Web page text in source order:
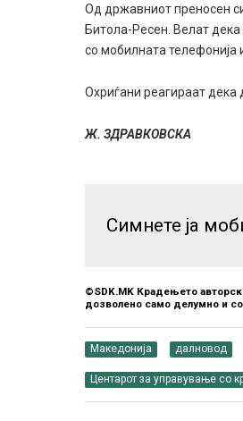
Oд државниот преносен
Битола-Ресен. Велат
со мобилната телефонија
Охриѓани реагираат дека
Ж. ЗДРАВКОВСКА
Симнете ја
©SDK.MK Крадењето
дозволено само делумно и
Македонија далновод
Центарот за управување со